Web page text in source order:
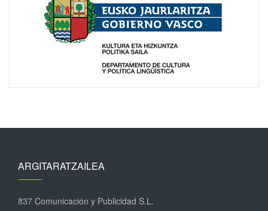
ARGITARATZAILEA
837 Comunicación y Publicidad S.L.